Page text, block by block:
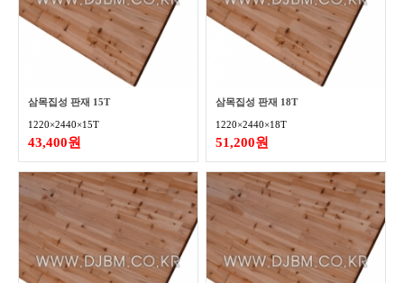
삼목집성 판재 15T
1220×2440×15T
43,400원
삼목집성 판재 18T
1220×2440×18T
51,200원